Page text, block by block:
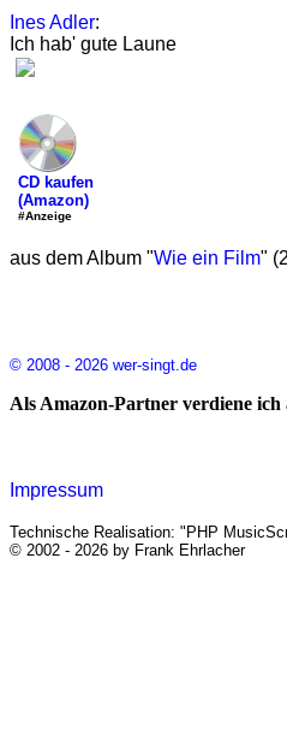
Ines Adler:
Ich hab' gute Laune
CD kaufen
(Amazon)
#Anzeige
aus dem Album "Wie ein Film"
© 2008 - 2026 wer-singt.de
Als Amazon-Partner verdiene
Impressum
Technische Realisation: "PHP
© 2002 - 2026 by Frank Ehrlacher